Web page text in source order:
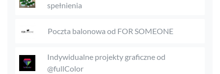
spełnienia
Poczta balonowa od FOR SOMEONE
Indywidualne projekty graficzne od
@fullColor